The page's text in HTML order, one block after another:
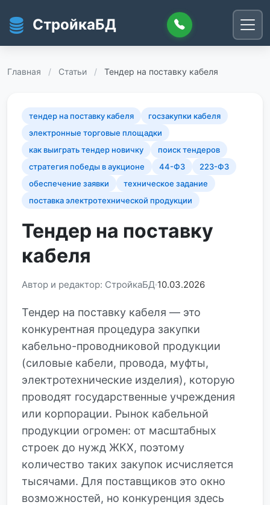
СтройкаБД
Главная / Статьи / Тендер на поставку кабеля
тендер на поставку кабеля
госзакупки кабеля
электронные торговые площадки
как выиграть тендер новичку
поиск тендеров
стратегия победы в аукционе
44-ФЗ
223-ФЗ
обеспечение заявки
техническое задание
поставка электротехнической продукции
Тендер на поставку
кабеля
Автор и редактор: СтройкаБД 10.03.2026
Тендер на поставку кабеля — это
конкурентная процедура закупки
кабельно-проводниковой продукции
(силовые кабели, провода, муфты,
электротехнические изделия), которую
проводят государственные учреждения
или корпорации. Рынок кабельной
продукции огромен: от масштабных
строек до нужд ЖКХ, поэтому
количество таких закупок исчисляется
тысячами. Для поставщиков это окно
возможностей, но конкуренция здесь